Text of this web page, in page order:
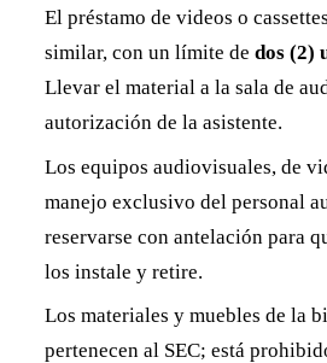
El préstamo de videos o
similar, con un límite de dos (2)
Llevar el material a la sala de
autorización de la asistente.
Los equipos audiovisuales, de
manejo exclusivo del personal
reservarse con antelación para
los instale y retire.
Los materiales y muebles de la
pertenecen al SEC; está